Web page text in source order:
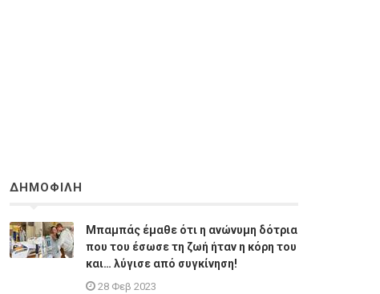
ΔΗΜΟΦΙΛΗ
Μπαμπάς έμαθε ότι η ανώνυμη δότρια
που του έσωσε τη ζωή ήταν η κόρη του
και… λύγισε από συγκίνηση!
28 Φεβ 2023